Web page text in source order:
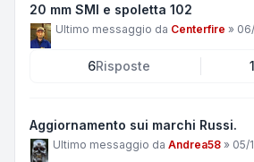
20 mm SMI e spoletta 102
Ultimo messaggio da Centerfire »
6Risposte
Aggiornamento sui marchi Russi.
Ultimo messaggio da Andrea58 » 05/